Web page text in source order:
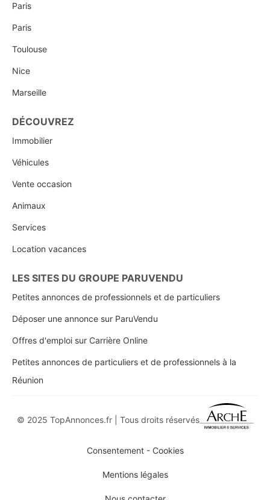
Paris
Paris
Toulouse
Nice
Marseille
DÉCOUVREZ
Immobilier
Véhicules
Vente occasion
Animaux
Services
Location vacances
LES SITES DU GROUPE PARUVENDU
Petites annonces de professionnels et de particuliers
Déposer une annonce sur ParuVendu
Offres d'emploi sur Carrière Online
Petites annonces de particuliers et de professionnels à la
Réunion
© 2025 TopAnnonces.fr | Tous droits réservés
Consentement - Cookies
Mentions légales